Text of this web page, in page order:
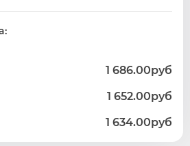
1 686.00руб
1 652.00руб
1 634.00руб